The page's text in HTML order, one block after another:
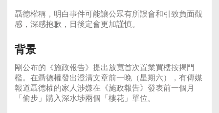
聶德權稱，明白事件可能讓公眾有所誤會和引致負面觀
感，深感抱歉，日後定會更加謹慎。
背景
剛公布的《施政報告》提出放寬首次置業買樓按揭門
檻。在聶德權發出澄清文章前一晚（星期六），有傳媒
報道聶德權的家人涉嫌在《施政報告》發表前一個月
「偷步」購入深水埗兩個「樓花」單位。